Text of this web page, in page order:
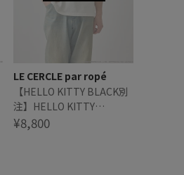
LE CERCLE par ropé
【HELLO KITTY BLACK別
注】HELLO KITTY
RIBBON HOODIE Tシャツ
¥8,800